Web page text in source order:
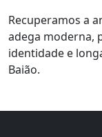
Recuperamos a
adega moderna,
identidade e
Baião.